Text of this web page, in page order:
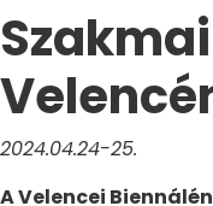
2024.04.24-25.
A Velencei